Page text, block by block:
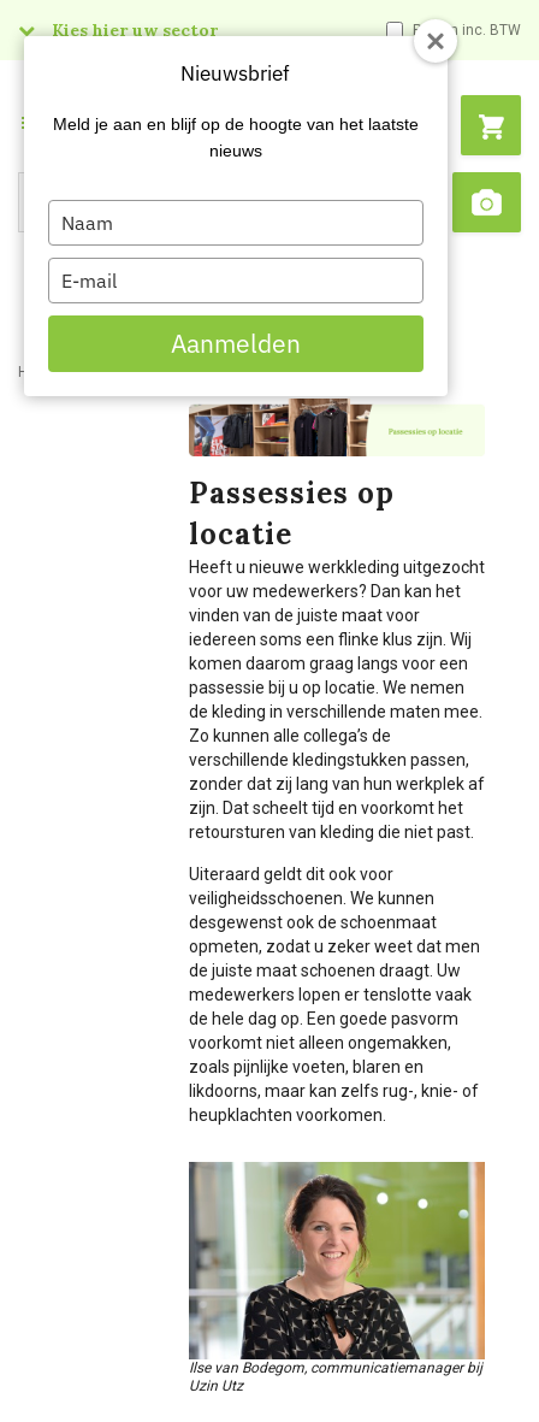
Kies hier uw sector Prijzen inc. BTW
Search
Menu
Home Services Passessies op locatie
Passessies op
locatie
Heeft u nieuwe werkkleding uitgezocht
voor uw medewerkers? Dan kan het
vinden van de juiste maat voor
iedereen soms een flinke klus zijn. Wij
komen daarom graag langs voor een
passessie bij u op locatie. We nemen
de kleding in verschillende maten mee.
Zo kunnen alle collega’s de
verschillende kledingstukken passen,
zonder dat zij lang van hun werkplek af
zijn. Dat scheelt tijd en voorkomt het
retoursturen van kleding die niet past.
Uiteraard geldt dit ook voor
veiligheidsschoenen. We kunnen
desgewenst ook de schoenmaat
opmeten, zodat u zeker weet dat men
de juiste maat schoenen draagt. Uw
medewerkers lopen er tenslotte vaak
de hele dag op. Een goede pasvorm
voorkomt niet alleen ongemakken,
zoals pijnlijke voeten, blaren en
likdoorns, maar kan zelfs rug-, knie- of
heupklachten voorkomen.
Ilse van Bodegom, communicatiemanager bij
Uzin Utz
Nieuwsbrief
Meld je aan en blijf op de hoogte van het laatste
nieuws
Type
your
name
Type
your
email
Aanmelden